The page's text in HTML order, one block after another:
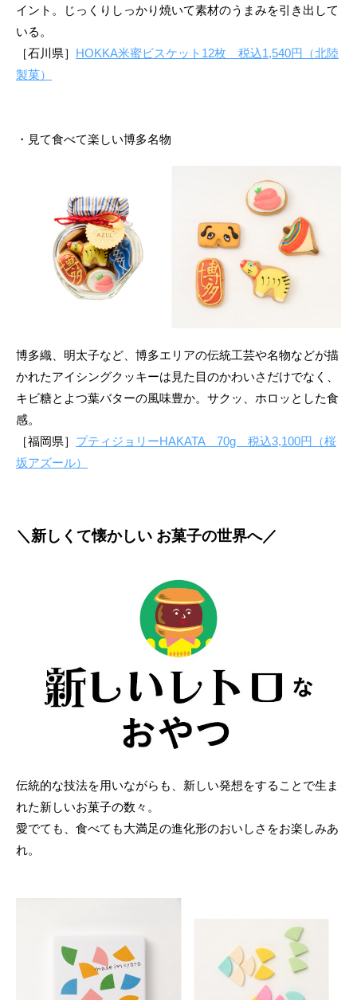
イント。じっくりしっかり焼いて素材のうまみを引き出して
いる。
［石川県］ HOKKA米蜜ビスケット12枚 税込1,540円（北陸
製菓）
・見て食べて楽しい博多名物
博多織、明太子など、博多エリアの伝統工芸や名物などが描
かれたアイシングクッキーは見た目のかわいさだけでなく、
キビ糖とよつ葉バターの風味豊か。サクッ、ホロッとした食
感。
［福岡県］ プティジョリーHAKATA 70g 税込3,100円（桜
坂アズール）
＼新しくて懐かしい お菓子の世界へ／
伝統的な技法を用いながらも、新しい発想をすることで生ま
れた新しいお菓子の数々。
愛でても、食べても大満足の進化形のおいしさをお楽しみあ
れ。